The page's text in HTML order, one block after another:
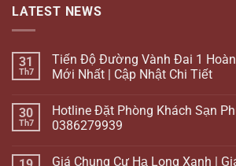
LATEST NEWS
31
Th7
Tiến Độ Đường Vành Đai 1
Mới Nhất | Cập Nhật Chi Tiết
30
Th7
Hotline Đặt Phòng Khách Sạn
0386279939
Giá Chung Cư Hạ Long Xanh |